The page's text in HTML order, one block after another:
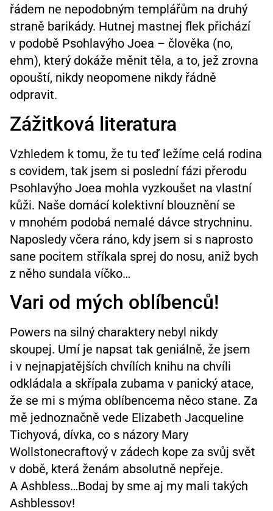
řádem ne nepodobným templářům na druhý
straně barikády. Hutnej mastnej flek přichází
v podobě Psohlavýho Joea – člověka (no,
ehm), který dokáže měnit těla, a to, jež zrovna
opouští, nikdy neopomene nikdy řádně
odpravit.
Zážitková literatura
Vzhledem k tomu, že tu teď ležíme celá rodina
s covidem, tak jsem si poslední fázi přerodu
Psohlavýho Joea mohla vyzkoušet na vlastní
kůži. Naše domácí kolektivní blouznění se
v mnohém podobá nemalé dávce strychninu.
Naposledy včera ráno, kdy jsem si s naprosto
sane pocitem stříkala sprej do nosu, aniž bych
z něho sundala víčko…
Vari od mých oblíbenců!
Powers na silný charaktery nebyl nikdy
skoupej. Umí je napsat tak geniálně, že jsem
i v nejnapjatějších chvílích knihu na chvíli
odkládala a skřípala zubama v panický atace,
že se mi s mýma oblíbencema něco stane. Za
mě jednoznačně vede Elizabeth Jacqueline
Tichyová, dívka, co s názory Mary
Wollstonecraftový v zádech kope za svůj svět
v době, která ženám absolutně nepřeje.
A Ashbless…Bodaj by sme aj my mali takých
Ashblessov!